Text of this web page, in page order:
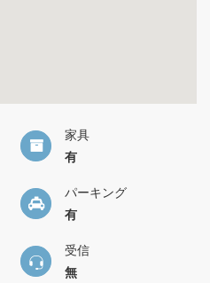
家具
有
パーキング
有
受信
無